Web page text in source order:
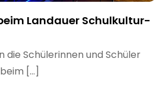
Landauer Schulkultur-
die Schülerinnen und Schüler
[…]